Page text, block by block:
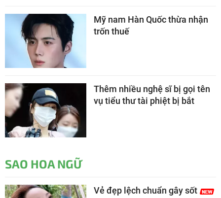
Mỹ nam Hàn Quốc thừa nhận
trốn thuế
Thêm nhiều nghệ sĩ bị gọi tên
vụ tiểu thư tài phiệt bị bắt
SAO HOA NGỮ
Vẻ đẹp lệch chuẩn gây sốt